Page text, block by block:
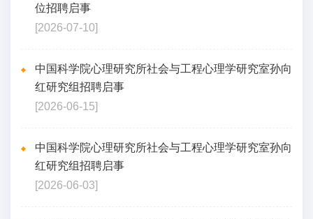
位招聘启事
[2026-07-10]
中国科学院心理研究所社会与工程心理学研究室孙向
红研究组招聘启事
[2026-06-15]
中国科学院心理研究所社会与工程心理学研究室孙向
红研究组招聘启事
[2026-06-03]